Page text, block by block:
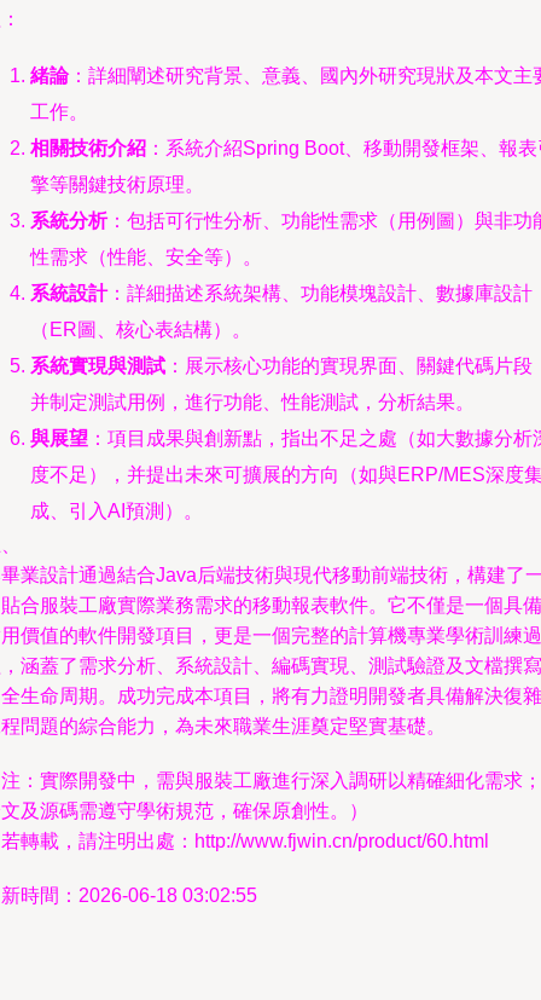
緒論：詳細闡述研究背景、意義、國內外研究現狀及本文主
工作。
相關技術介紹 ：系統介紹Spring Boot、移動開發框架、報
擎等關鍵技術原理。
系統分析：包括可行性分析、功能性需求（用例圖）與非功
性需求（性能、安全等）。
系統設計：詳細描述系統架構、功能模塊設計、數據庫設計
（ER圖、核心表結構）。
系統實現與測試 ：展示核心功能的實現界面、關鍵代碼片段
并制定測試用例，進行功能、性能測試，分析結果。
與展望 ：項目成果與創新點，指出不足之處（如大數據分析
度不足），并提出未來可擴展的方向（如與ERP/MES深度
成、引入AI預測）。
業設計通過結合Java后端技術與現代移動前端技術，構建了
合服裝工廠實際業務需求的移動報表軟件。它不僅是一個具備
價值的軟件開發項目，更是一個完整的計算機專業學術訓練過
涵蓋了需求分析、系統設計、編碼實現、測試驗證及文檔撰寫
生命周期。成功完成本項目，將有力證明開發者具備解決復雜
問題的綜合能力，為未來職業生涯奠定堅實基礎。
：實際開發中，需與服裝工廠進行深入調研以精確細化需求；
及源碼需遵守學術規范，確保原創性。）
轉載，請注明出處：http://www.fjwin.cn/product/60.html
時間：2026-06-18 03:02:55